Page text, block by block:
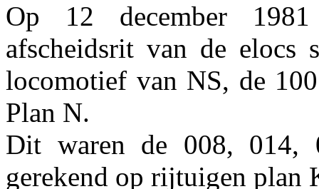
Op 12 december
afscheidsrit van de elocs
locomotief van NS, de
Plan N.
Dit waren de 008, 014,
gerekend op rijtuigen plan